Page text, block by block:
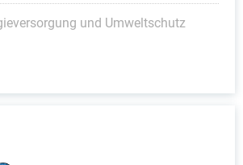
und Umweltschutz